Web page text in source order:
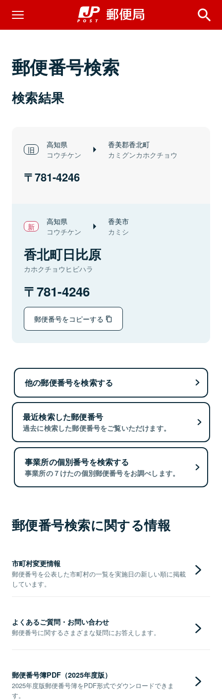
郵便番号検索
検索結果
高知県
コウチケン
香美郡香北町
カミグンカホクチョウ
781-4246
高知県
コウチケン
香美市
カミシ
香北町日比原
カホクチョウヒビハラ
781-4246
郵便番号をコピーする
他の郵便番号を検索する
最近検索した郵便番号
過去に検索した郵便番号をご覧いただけます。
事業所の個別番号を検索する
事業所の７けたの個別郵便番号をお調べします。
郵便番号検索に関する情報
市町村変更情報
郵便番号を公表した市町村の一覧を実施日の新しい順に掲載
しています。
よくあるご質問・お問い合わせ
郵便番号に関するさまざまな疑問にお答えします。
郵便番号簿PDF（2025年度版）
2025年度版郵便番号簿をPDF形式でダウンロードできま
す。